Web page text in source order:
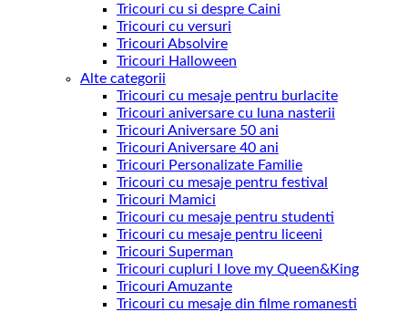
Tricouri cu si despre Caini
Tricouri cu versuri
Tricouri Absolvire
Tricouri Halloween
Alte categorii
Tricouri cu mesaje pentru burlacite
Tricouri aniversare cu luna nasterii
Tricouri Aniversare 50 ani
Tricouri Aniversare 40 ani
Tricouri Personalizate Familie
Tricouri cu mesaje pentru festival
Tricouri Mamici
Tricouri cu mesaje pentru studenti
Tricouri cu mesaje pentru liceeni
Tricouri Superman
Tricouri cupluri I love my Queen&King
Tricouri Amuzante
Tricouri cu mesaje din filme romanesti